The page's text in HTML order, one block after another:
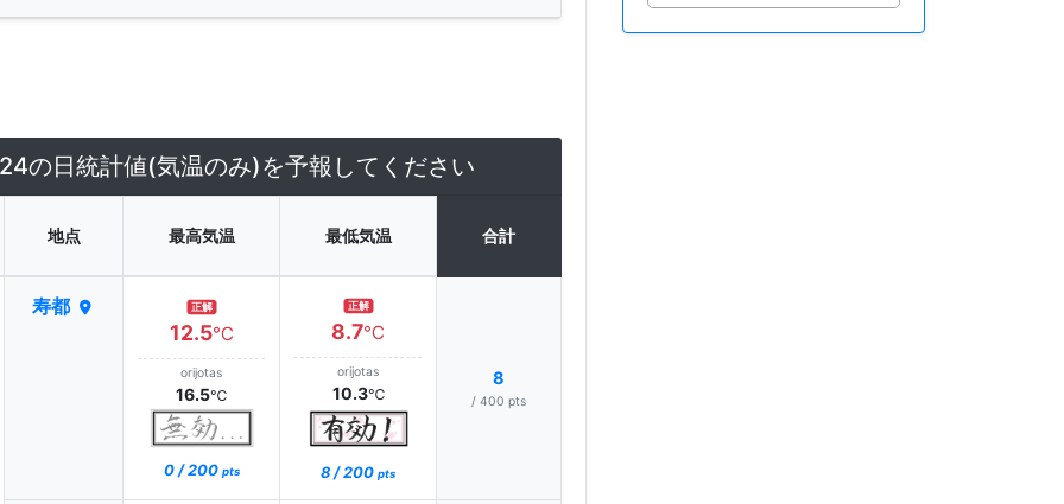
の日統計値(気温のみ)を予報してください
地点 最高気温 最低気温 合計
寿都 正解
12.5℃
orijotas
16.5℃
0 / 200 pts
正解
8.7℃
orijotas
10.3℃
8 / 200 pts
8
/ 400 pts